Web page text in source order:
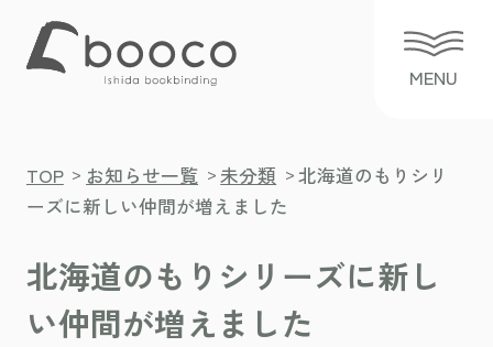
TOP > お知らせ一覧 > 未分類 > 北海道のもりシリ
ーズに新しい仲間が増えました
北海道のもりシリーズに新し
い仲間が増えました